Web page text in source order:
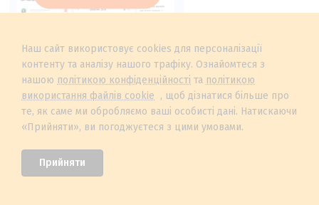
Наш сайт використовує cookies для персоналізації
контенту та аналізу нашого трафіку. Ознайомтеся з
нашою політикою конфіденційності та політикою
використання файлів cookie , щоб дізнатися більше про
те, як саме ми обробляємо ваші особисті дані. Натискаючи
«Прийняти», ви погоджуєтеся з цими умовами.
Прийняти